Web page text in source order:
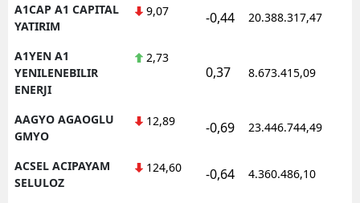
A1CAP A1 CAPITAL
YATIRIM
9,07 -0,44 20.388.317,47
A1YEN A1
YENILENEBILIR
ENERJI
2,73
0,37 8.673.415,09
AAGYO AGAOGLU
GMYO
12,89 -0,69 23.446.744,49
ACSEL ACIPAYAM
SELULOZ
124,60 -0,64 4.360.486,10